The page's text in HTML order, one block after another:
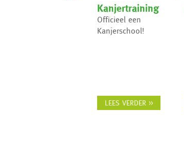
Kanjertraining
Officieel een
Kanjerschool!
LEES VERDER >>